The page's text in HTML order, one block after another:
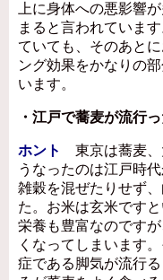
上に身体への悪影響
まると言われていま
ていても、そのあと
ング効果をかなりの
います。
・江戸で蕎麦が流行
ホント
東京は蕎麦、
うなったのは江戸時
雑穀を混ぜたりせず
た。お米は玄米です
栄養も豊富なのです
くなってしまいます
症である脚気が流行